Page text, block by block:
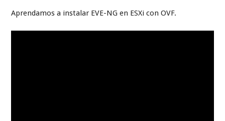
Aprendamos a instalar EVE-NG en ESXi con OVF.